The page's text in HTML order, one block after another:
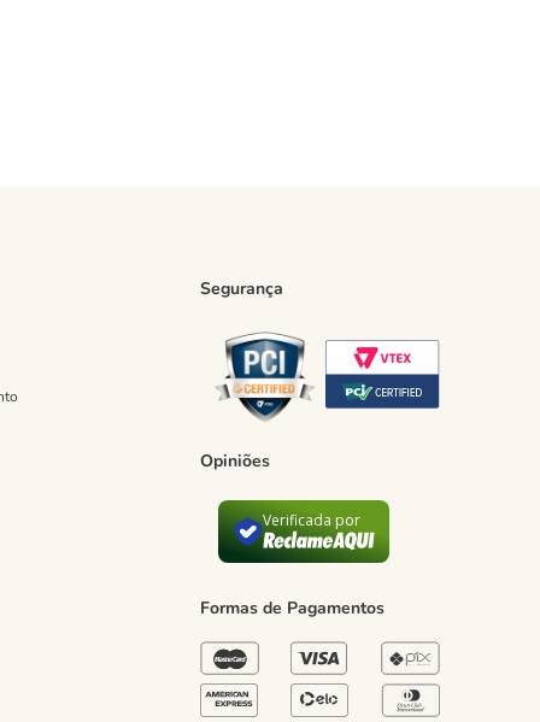
Segurança
Opiniões
Verificada por
Formas de Pagamentos